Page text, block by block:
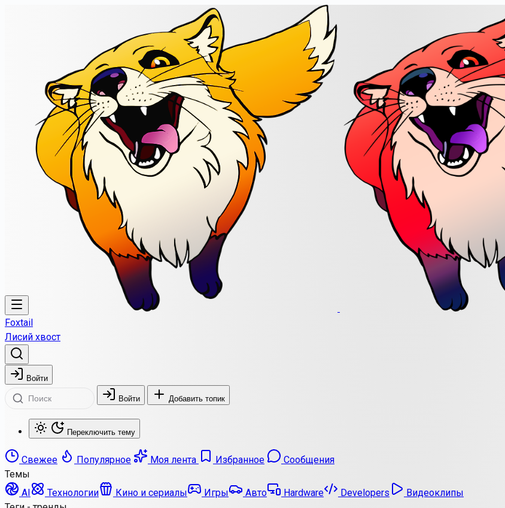
Foxtail
Лисий хвост
Войти
Войти Добавить топик
Переключить тему
Свежее Популярное Моя лента Избранное
Сообщения
Темы
AI
Технологии Кино и сериалы Игры Авто Hardware Developers
Видеоклипы